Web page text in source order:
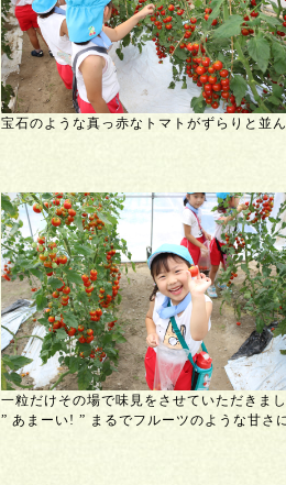
宝石のような真っ赤なトマトがずらりと並
一粒だけその場で味見をさせていただきまし
” あまーい! ” まるでフルーツのような甘さ